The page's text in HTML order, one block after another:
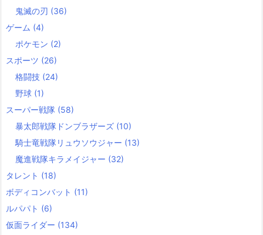
鬼滅の刃 (36)
ゲーム (4)
ポケモン (2)
スポーツ (26)
格闘技 (24)
野球 (1)
スーパー戦隊 (58)
暴太郎戦隊ドンブラザーズ (10)
騎士竜戦隊リュウソウジャー (13)
魔進戦隊キラメイジャー (32)
タレント (18)
ボディコンバット (11)
ルパパト (6)
仮面ライダー (134)